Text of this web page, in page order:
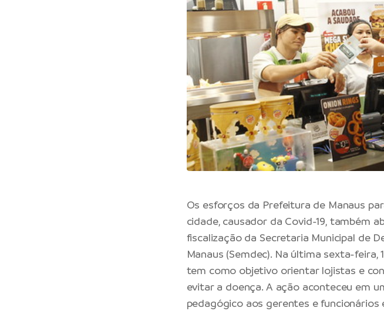
Os esforços da Prefeitura de Manaus
cidade, causador da Covid-19, também
fiscalização da Secretaria Municipal de
Manaus (Semdec). Na última sexta-
tem como objetivo orientar lojistas e
evitar a doença. A ação aconteceu em
pedagógico aos gerentes e